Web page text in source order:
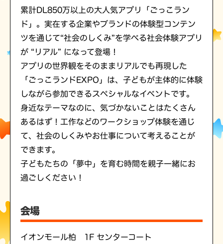
累計DL850万以上の大人気アプリ「ごっこラン
ド」。実在する企業やブランドの体験型コンテン
ツを通じて“社会のしくみ”を学べる社会体験アプリ
が “リアル” になって登場！
アプリの世界観をそのままリアルでも再現した
「ごっこランドEXPO」は、子どもが主体的に体験
しながら参加できるスペシャルなイベントです。
身近なテーマなのに、気づかないことはたくさん
あるはず！工作などのワークショップ体験を通じ
て、社会のしくみやお仕事について考えることが
できます。
子どもたちの「夢中」を育む時間を親子一緒にお
過ごしください！
会場
イオンモール柏 1F センターコート